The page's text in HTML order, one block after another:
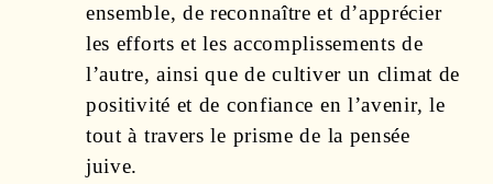
ensemble, de reconnaître et d’apprécier
les efforts et les accomplissements de
l’autre, ainsi que de cultiver un climat de
positivité et de confiance en l’avenir, le
tout à travers le prisme de la pensée
juive.